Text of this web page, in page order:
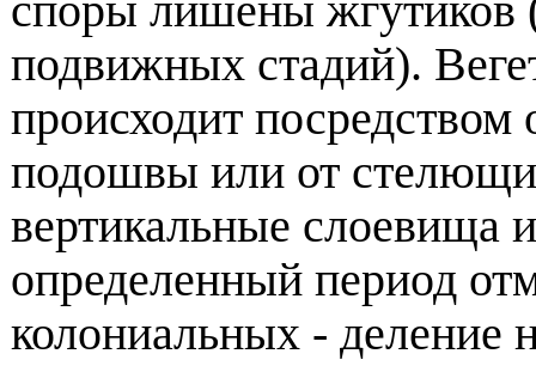
подвижных стадий).
происходит посредством
подошвы или от
вертикальные слоевища
определенный период
колониальных - деление